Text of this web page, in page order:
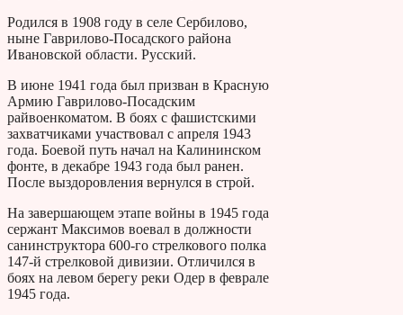
Родился в 1908 году в селе Сербилово,
ныне Гаврилово-Посадского района
Ивановской области. Русский.
В июне 1941 года был призван в Красную
Армию Гаврилово-Посадским
райвоенкоматом. В боях с фашистскими
захватчиками участвовал с апреля 1943
года. Боевой путь начал на Калининском
фонте, в декабре 1943 года был ранен.
После выздоровления вернулся в строй.
На завершающем этапе войны в 1945 года
сержант Максимов воевал в должности
санинструктора 600-го стрелкового полка
147-й стрелковой дивизии. Отличился в
боях на левом берегу реки Одер в феврале
1945 года.